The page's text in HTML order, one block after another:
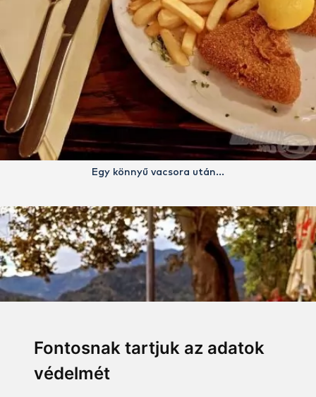
Fontosnak tartjuk az adatok
védelmét
Egy könnyű vacsora után…